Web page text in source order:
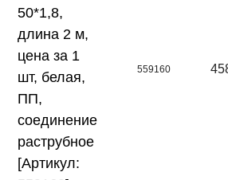
50*1,8,
длина 2 м,
цена за 1
шт, белая,
ПП,
соединение
раструбное
[Артикул:
559160